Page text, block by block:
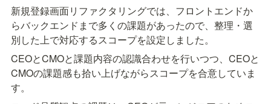
新規登録画面リファクタリングでは、フロントエンドか
らバックエンドまで多くの課題があったので、整理・選
別した上で対応するスコープを設定しました。
CEOとCMOと課題内容の認識合わせを行いつつ、CEOと
CMOの課題感も拾い上げながらスコープを合意していま
す。